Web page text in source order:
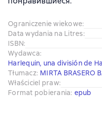
Ograniczenie wiekowe:
Data wydania na Litres:
ISBN:
Wydawca:
Harlequin, una división de
Tłumacz: MIRTA BRASERO
Właściciel praw:
Format pobierania: epub